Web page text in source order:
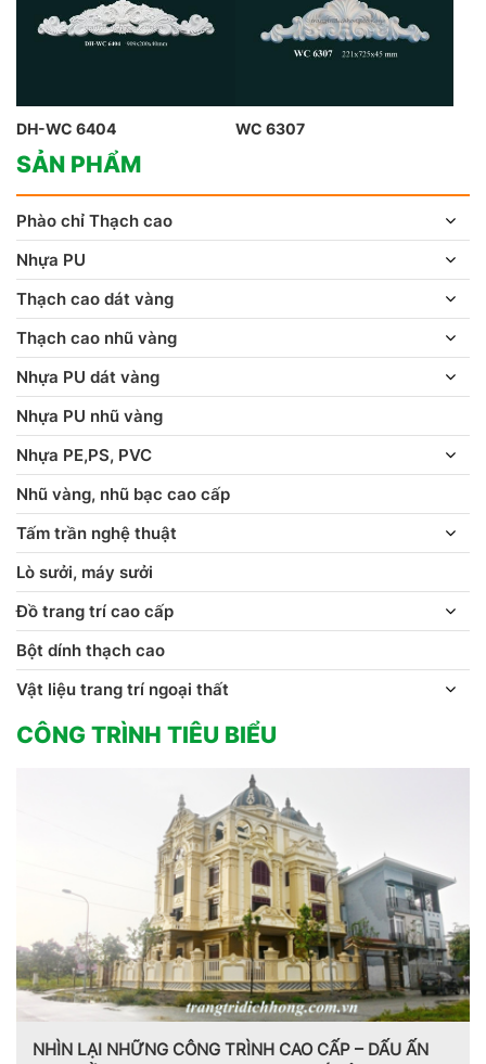
DH-WC 6404 WC 6307
SẢN PHẨM
Phào chỉ Thạch cao
Nhựa PU
Thạch cao dát vàng
Thạch cao nhũ vàng
Nhựa PU dát vàng
Nhựa PU nhũ vàng
Nhựa PE,PS, PVC
Nhũ vàng, nhũ bạc cao cấp
Tấm trần nghệ thuật
Lò sưởi, máy sưởi
Đồ trang trí cao cấp
Bột dính thạch cao
Vật liệu trang trí ngoại thất
CÔNG TRÌNH TIÊU BIỂU
NHÌN LẠI NHỮNG CÔNG TRÌNH CAO CẤP – DẤU ẤN